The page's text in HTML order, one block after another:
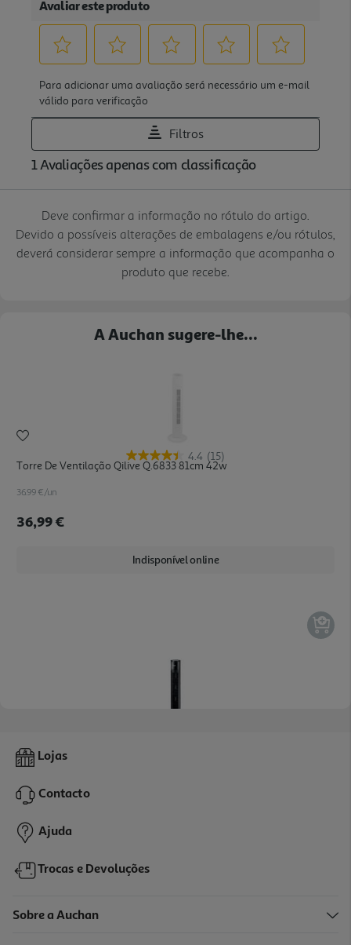
Deve confirmar a informação no rótulo do artigo.
Devido a possíveis alterações de embalagens e/ou rótulos,
deverá considerar sempre a informação que acompanha o
produto que recebe.
A Auchan sugere-lhe...
4.4 (15)
Torre De Ventilação Qilive Q.6833 81cm 42w
36.99 €/un
36,99 €
Indisponível online
Coluna De Ar Ufesa Tallin 45w
57,99 €
Lojas
Contacto
Ajuda
Trocas e Devoluções
Sobre a Auchan